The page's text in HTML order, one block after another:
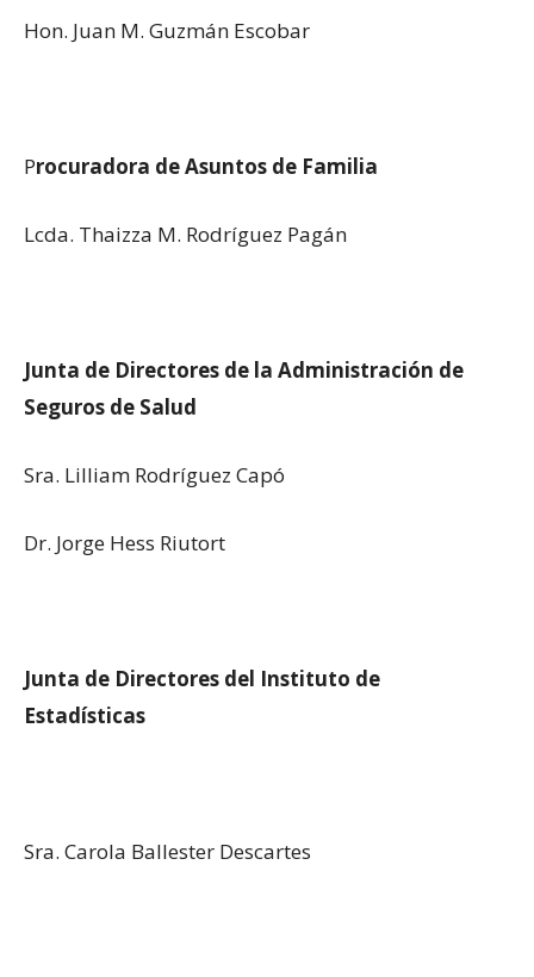
Hon. Juan M. Guzmán Escobar
Procuradora de Asuntos de Familia
Lcda. Thaizza M. Rodríguez Pagán
Junta de Directores de la Administración de
Seguros de Salud
Sra. Lilliam Rodríguez Capó
Dr. Jorge Hess Riutort
Junta de Directores del Instituto de
Estadísticas
Sra. Carola Ballester Descartes